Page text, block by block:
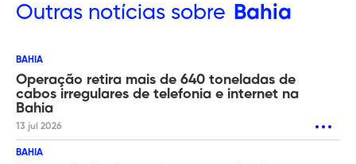
Outras notícias sobre Bahia
BAHIA
Operação retira mais de 640 toneladas de
cabos irregulares de telefonia e internet na
Bahia
13 jul 2026
BAHIA